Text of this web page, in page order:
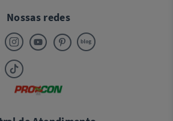
Nossas redes